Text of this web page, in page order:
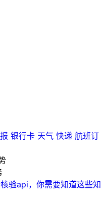
银行卡 天气 快递 航班订
验api，你需要知道这些知